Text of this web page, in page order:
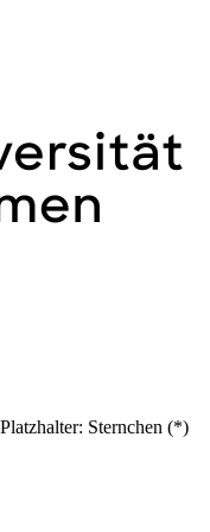
Platzhalter: Sternchen (*)